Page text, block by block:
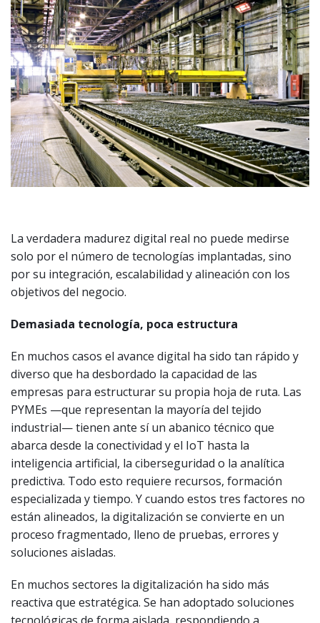
La verdadera madurez digital real no puede medirse
solo por el número de tecnologías implantadas, sino
por su integración, escalabilidad y alineación con los
objetivos del negocio.
Demasiada tecnología, poca estructura
En muchos casos el avance digital ha sido tan rápido y
diverso que ha desbordado la capacidad de las
empresas para estructurar su propia hoja de ruta. Las
PYMEs —que representan la mayoría del tejido
industrial— tienen ante sí un abanico técnico que
abarca desde la conectividad y el IoT hasta la
inteligencia artificial, la ciberseguridad o la analítica
predictiva. Todo esto requiere recursos, formación
especializada y tiempo. Y cuando estos tres factores no
están alineados, la digitalización se convierte en un
proceso fragmentado, lleno de pruebas, errores y
soluciones aisladas.
En muchos sectores la digitalización ha sido más
reactiva que estratégica. Se han adoptado soluciones